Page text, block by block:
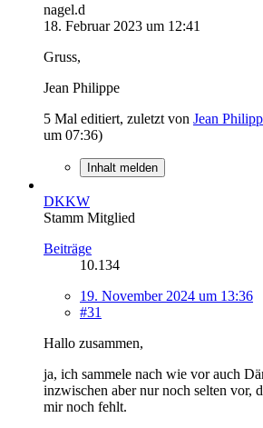
nagel.d
18. Februar 2023 um 12:41
Gruss,
Jean Philippe
5 Mal editiert, zuletzt von Jean
um 07:36)
Inhalt melden
DKKW
Stamm Mitglied
Beiträge
10.134
19. November 2024 um 13:36
#31
Hallo zusammen,
ja, ich sammele nach wie vor auch
inzwischen aber nur noch selten vor,
mir noch fehlt.